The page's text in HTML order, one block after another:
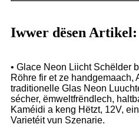
Iwwer dësen Artikel:
• Glace Neon Liicht Schëlder
Röhre fir et ze handgemaach,
traditionelle Glas Neon
sécher, ëmweltfrëndlech,
Kaméidi a keng Hëtzt, 12V,
Varietéit vun Szenarie.